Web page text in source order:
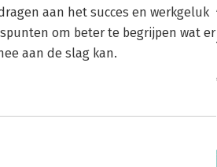
aan het succes en werkgeluk
om beter te begrijpen wat er
aan de slag kan.